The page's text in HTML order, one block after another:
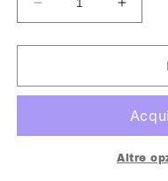
Diminuisci
quantità
per
WASTE
CHERRY
quantità
per
TOXIC
GR.
Altre